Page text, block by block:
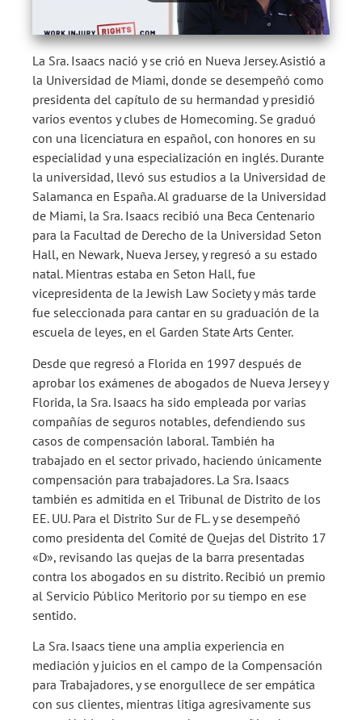
La Sra. Isaacs nació y se crió en Nueva Jersey. Asistió a
la Universidad de Miami, donde se desempeñó como
presidenta del capítulo de su hermandad y presidió
varios eventos y clubes de Homecoming. Se graduó
con una licenciatura en español, con honores en su
especialidad y una especialización en inglés. Durante
la universidad, llevó sus estudios a la Universidad de
Salamanca en España. Al graduarse de la Universidad
de Miami, la Sra. Isaacs recibió una Beca Centenario
para la Facultad de Derecho de la Universidad Seton
Hall, en Newark, Nueva Jersey, y regresó a su estado
natal. Mientras estaba en Seton Hall, fue
vicepresidenta de la Jewish Law Society y más tarde
fue seleccionada para cantar en su graduación de la
escuela de leyes, en el Garden State Arts Center.
Desde que regresó a Florida en 1997 después de
aprobar los exámenes de abogados de Nueva Jersey y
Florida, la Sra. Isaacs ha sido empleada por varias
compañías de seguros notables, defendiendo sus
casos de compensación laboral. También ha
trabajado en el sector privado, haciendo únicamente
compensación para trabajadores. La Sra. Isaacs
también es admitida en el Tribunal de Distrito de los
EE. UU. Para el Distrito Sur de FL. y se desempeñó
como presidenta del Comité de Quejas del Distrito 17
«D», revisando las quejas de la barra presentadas
contra los abogados en su distrito. Recibió un premio
al Servicio Público Meritorio por su tiempo en ese
sentido.
La Sra. Isaacs tiene una amplia experiencia en
mediación y juicios en el campo de la Compensación
para Trabajadores, y se enorgullece de ser empática
con sus clientes, mientras litiga agresivamente sus